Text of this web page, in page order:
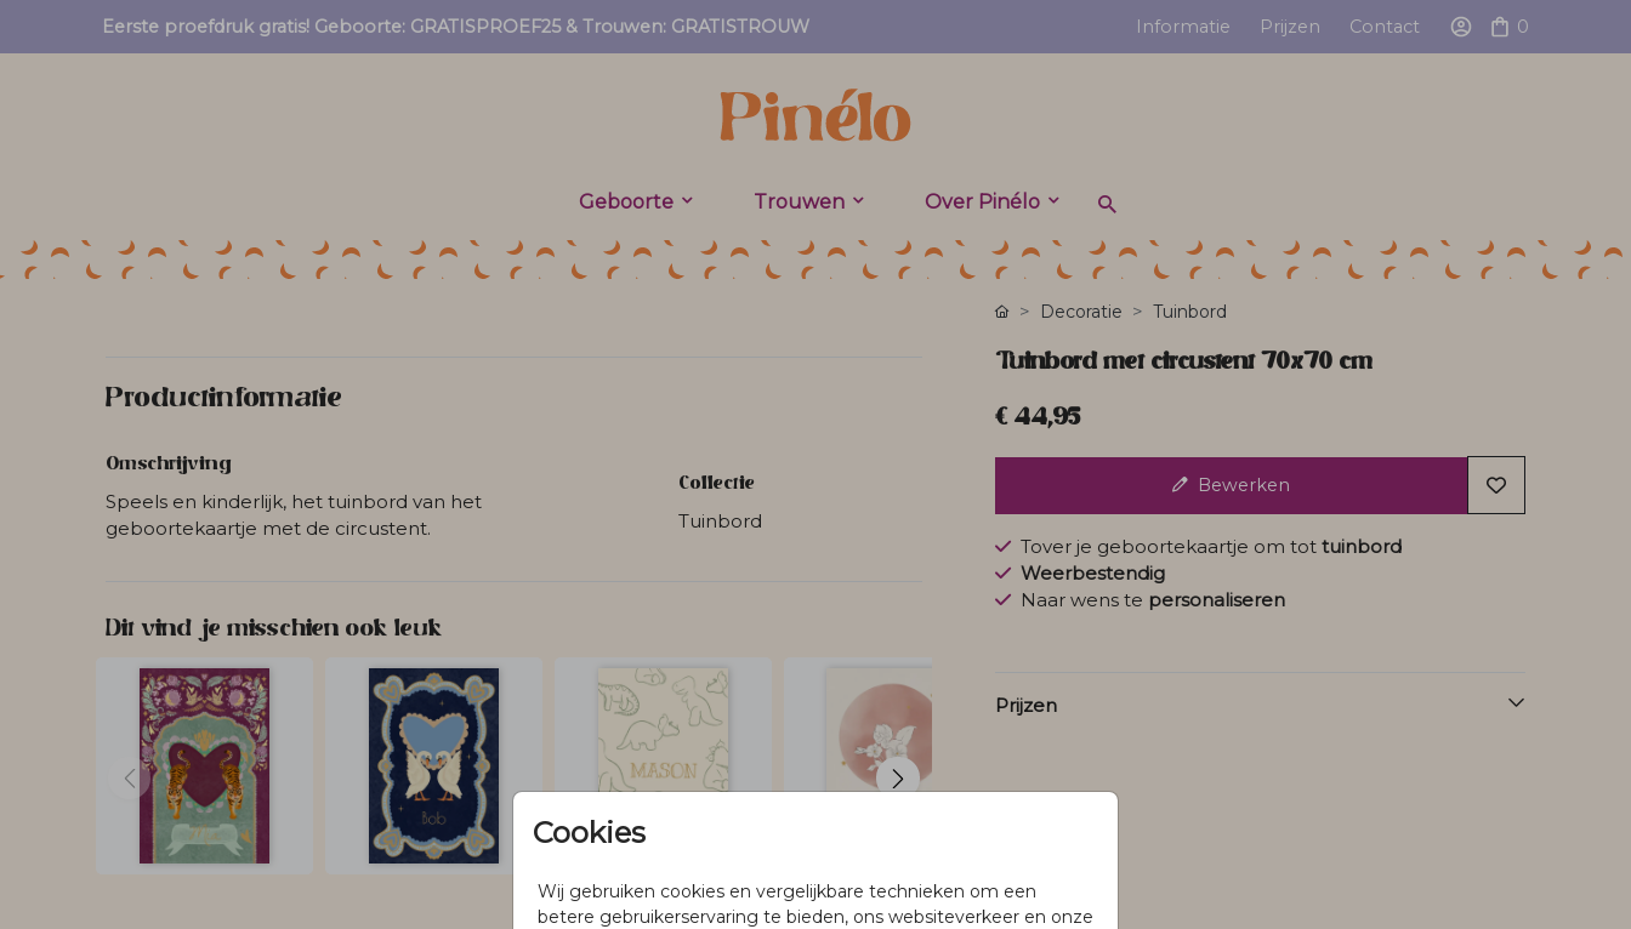
Eerste proefdruk gratis! Geboorte: GRATISPROEF25 & Trouwen: GRATISTROUW Informatie Prijzen Contact 0
Geboorte Trouwen Over Pinélo
Cookies
Wij gebruiken cookies en vergelijkbare technieken om een
betere gebruikerservaring te bieden, ons websiteverkeer en onze
Productinformatie
Omschrijving
Speels en kinderlijk, het tuinbord van het
geboortekaartje met de circustent.
Collectie
Tuinbord
Dit vind je misschien ook leuk
Decoratie Tuinbord
Tuinbord met circustent 70x70 cm
€ 44,95
Bewerken
Tover je geboortekaartje om tot tuinbord
Weerbestendig
Naar wens te personaliseren
Prijzen